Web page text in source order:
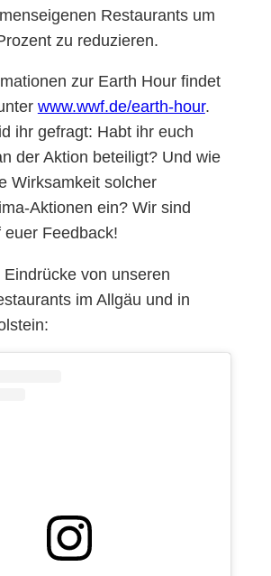
Restaurants um
zu reduzieren.
zur Earth Hour findet
www.wwf.de/earth-hour.
ihr gefragt: Habt ihr euch
der Aktion beteiligt? Und wie
Wirksamkeit solcher
Aktionen ein? Wir sind
Feedback!
von unseren
im Allgäu und in